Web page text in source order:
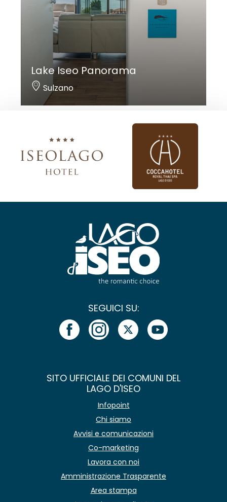
Lake Iseo Panorama
Sulzano
SEGUICI SU:
SITO UFFICIALE DEI COMUNI DEL
LAGO D'ISEO
Infopoint
Chi siamo
Avvisi e comunicazioni
Co-marketing
Lavora con noi
Amministrazione Trasparente
Area stampa